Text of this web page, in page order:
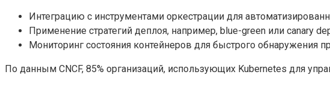
Интеграцию с инструментами оркестрации для
Применение стратегий деплоя, например, blue-green или canary
Мониторинг состояния контейнеров для быстрого обнаружения
По данным CNCF, 85% организаций, использующих Kubernetes для